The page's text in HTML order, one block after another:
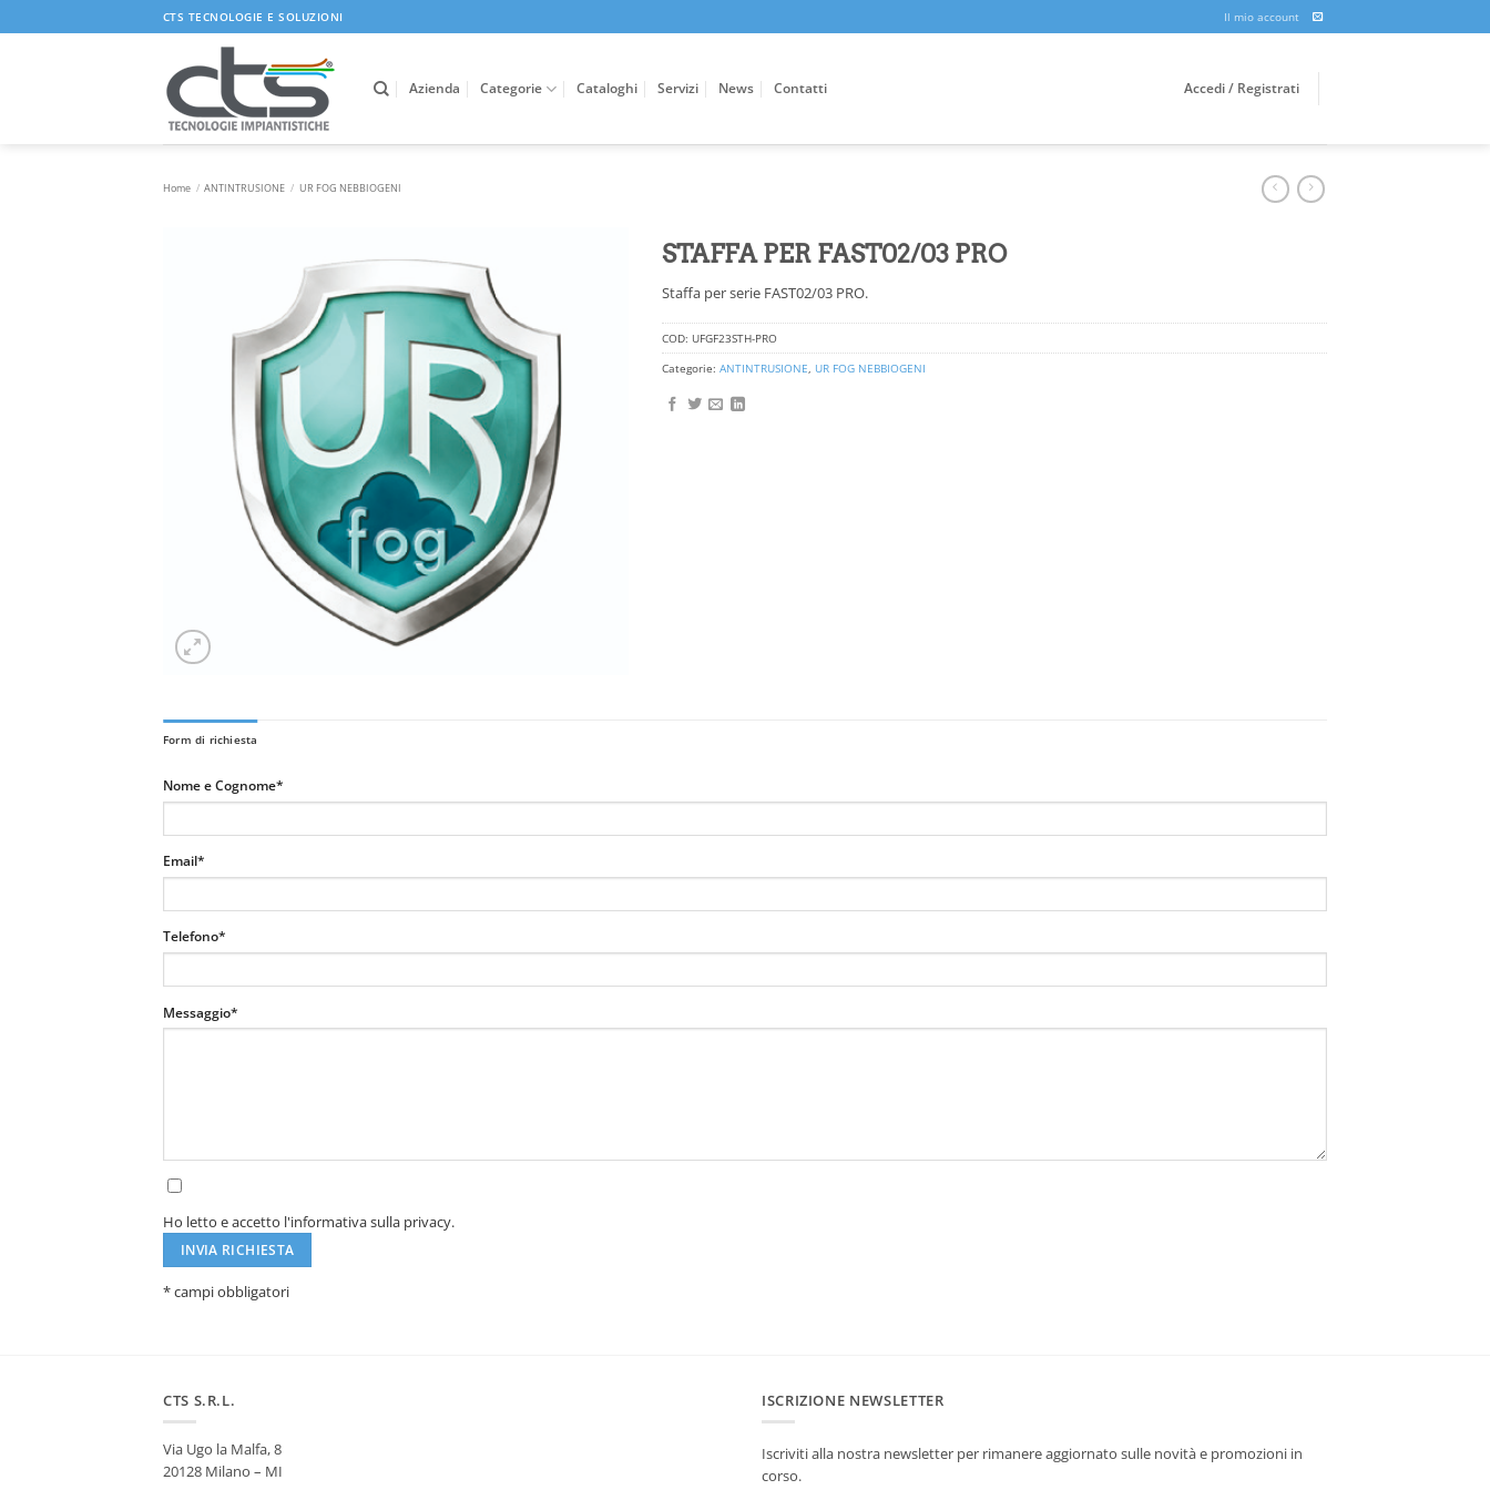
ai
CTS TECNOLOGIE E SOLUZIONI Il mio account
Azienda Categorie Cataloghi Servizi News Contatti Accedi / Registrati
Home / ANTINTRUSIONE / UR FOG NEBBIOGENI
STAFFA PER FAST02/03 PRO
Staffa per serie FAST02/03 PRO.
COD: UFGF23STH-PRO
Categorie: ANTINTRUSIONE UR FOG NEBBIOGENI
Form di richiesta
Nome e Cognome*
Email*
Telefono*
Messaggio*
Ho letto e accetto l'informativa sulla privacy.
* campi obbligatori
CTS S.R.L.
Via Ugo la Malfa, 8
20128 Milano – MI
ISCRIZIONE NEWSLETTER
Iscriviti alla nostra newsletter per rimanere aggiornato sulle novità e promozioni in
corso.